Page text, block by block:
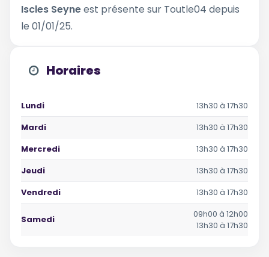
Iscles Seyneest présente sur Toutle04 depuis
le 01/01/25.
Horaires
Lundi
13h30 à 17h30
Mardi
13h30 à 17h30
Mercredi
13h30 à 17h30
Jeudi
13h30 à 17h30
Vendredi
13h30 à 17h30
Samedi
09h00 à 12h00
13h30 à 17h30